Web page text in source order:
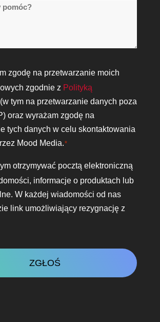
zgodę na przetwarzanie moich
zgodnie z Polityką
(w tym na przetwarzanie danych poza
oraz wyrażam zgodę na
tych danych w celu skontaktowania
Mood Media.*
otrzymywać pocztą elektroniczną
informacje o produktach lub
W każdej wiadomości od nas
link umożliwiający rezygnację z